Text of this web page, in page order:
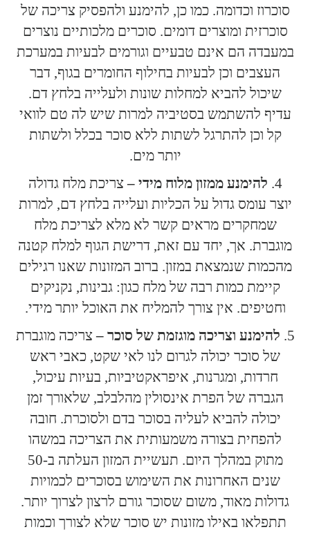
סוכרוז וכדומה. כמו כן, להימנע ולהפסיק צריכה של
סוכרזית ומוצרים דומים. סוכרים מלכותיים נוצרים
במעבדה הם אינם טבעיים וגורמים לבעיות במערכת
העצבים וכן לבעיות בחילוף החומרים בגוף, דבר
שיכול להביא למחלות שונות ולעלייה בלחץ דם.
עדיף להשתמש בסטיביה למרות שיש לה טם לוואי
קל וכן להתרגל לשתות ללא סוכר בכלל ולשתות
יותר מים.
להימנע ממזון מלוח מידי –צריכת מלח גדולה
יוצר עומס גדול על הכליות ועלייה בלחץ דם, למרות
שמחקרים מראים קשר לא מלא לצריכת מלח
מוגברת. אך, יחד עם זאת, דרישת הגוף למלח קטנה
מהכמות שנמצאת במזון. ברוב המזונות שאנו רגילים
קיימת כמות רבה של מלח כגון: גבינות, נקניקים
וחטיפים. אין צורך להמליח את האוכל יותר מידי.
להימנע וצריכה מוגזמת של סוכר –צריכה מוגברת
של סוכר יכולה לגרום לנו לאי שקט, כאבי ראש
חרדות, ומגרנות, איפראקטיביות, בעיות עיכול,
הגברה של הפרת אינסולין מהלבלב, שלאורך זמן
יכולה להביא לעליה בסוכר בדם ולסוכרת. חובה
להפחית בצורה משמעותית את הצריכה במשהו
מתוק במהלך היום. תעשיית המזון העלתה ב-50
שנים האחרונות את השימוש בסוכרים לכמויות
גדולות מאוד, משום שסוכר גורם לרצון לצרוך יותר.
תתפלאו באילו מזונות יש סוכר שלא לצורך וכמות